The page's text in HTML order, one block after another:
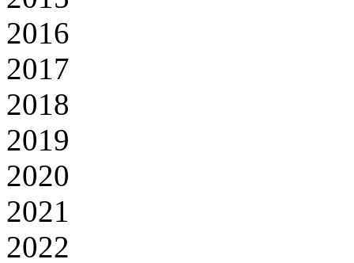
2016
2017
2018
2019
2020
2021
2022